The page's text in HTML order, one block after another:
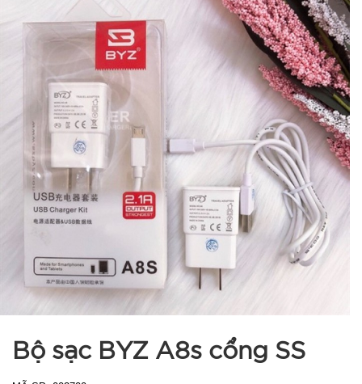
Bộ sạc BYZ A8s cổng SS
Lót chuột
Tyloo màu
đỏ Dày 4 Ly
( T200, Full
SP:
SP004285